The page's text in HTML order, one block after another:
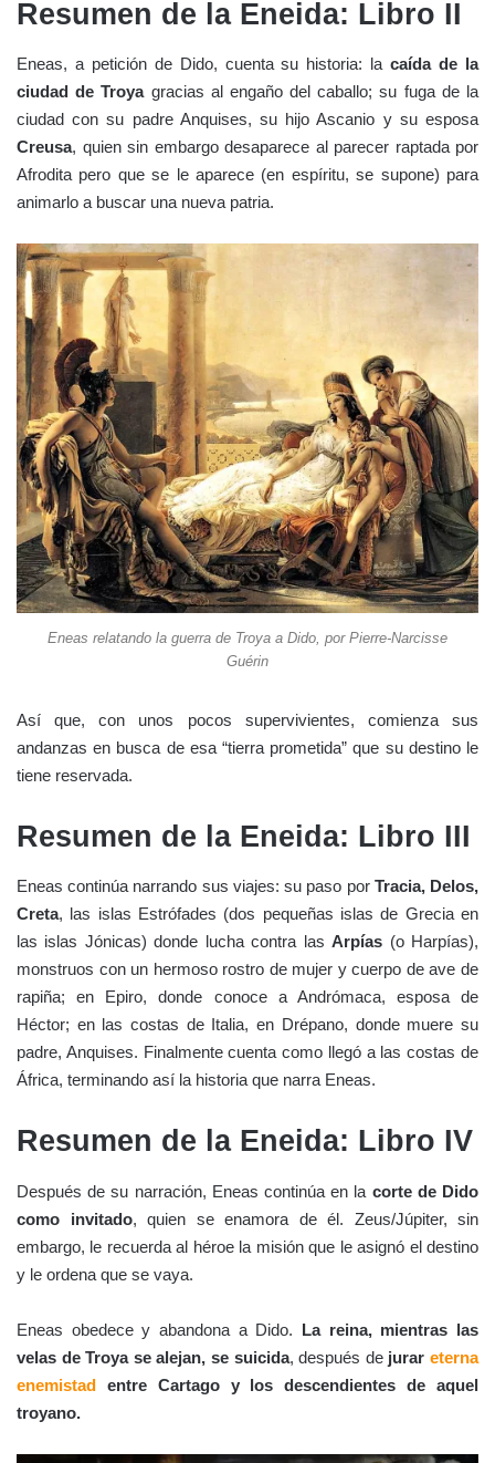
Resumen de la Eneida: Libro II
Eneas, a petición de Dido, cuenta su historia: lacaída de la
ciudad de Troyagracias al engaño del caballo; su fuga de la
ciudad con su padre Anquises, su hijo Ascanio y su esposa
Creusa, quien sin embargo desaparece al parecer raptada por
Afrodita pero que se le aparece (en espíritu, se supone) para
animarlo a buscar una nueva patria.
Eneas relatando la guerra de Troya a Dido, por Pierre-Narcisse
Guérin
Así que, con unos pocos supervivientes, comienza sus
andanzas en busca de esa “tierra prometida” que su destino le
tiene reservada.
Resumen de la Eneida: Libro III
Eneas continúa narrando sus viajes: su paso por Tracia, Delos,
Creta, las islas Estrófades (dos pequeñas islas de Grecia en
las islas Jónicas) donde lucha contra lasArpías (o Harpías),
monstruos con un hermoso rostro de mujer y cuerpo de ave de
rapiña; en Epiro, donde conoce a Andrómaca, esposa de
Héctor; en las costas de Italia, en Drépano, donde muere su
padre, Anquises. Finalmente cuenta como llegó a las costas de
África, terminando así la historia que narra Eneas.
Resumen de la Eneida: Libro IV
Después de su narración, Eneas continúa en la corte de Dido
como invitado, quien se enamora de él. Zeus/Júpiter, sin
embargo, le recuerda al héroe la misión que le asignó el destino
y le ordena que se vaya.
Eneas obedece y abandona a Dido. La reina, mientras las
velas de Troya se alejan, se suicida, después de jurareterna
enemistad entre Cartago y los descendientes de aquel
troyano.